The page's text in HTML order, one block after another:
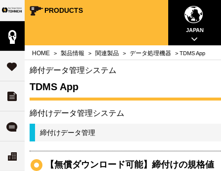
Your Torque Partner TOHNICHI
サポート
ダウンロード
よくある質問
close
close
close
close
て
ティ
close
close
close PRODUCTS
JAPAN
HOME > 製品情報 > 関連製品 > データ処理機器 > TDMS App
締付データ管理システム
TDMS App
締付けデータ管理システム
締付けデータ管理
【無償ダウンロード可能】締付けの規格値